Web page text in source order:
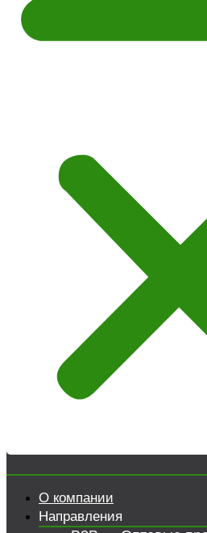
О компании
Направления